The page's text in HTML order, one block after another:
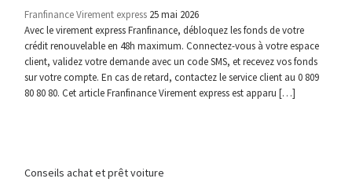
Franfinance Virement express 25 mai 2026
Avec le virement express Franfinance, débloquez les fonds de votre
crédit renouvelable en 48h maximum. Connectez-vous à votre espace
client, validez votre demande avec un code SMS, et recevez vos fonds
sur votre compte. En cas de retard, contactez le service client au 0 809
80 80 80. Cet article Franfinance Virement express est apparu […]
Conseils achat et prêt voiture